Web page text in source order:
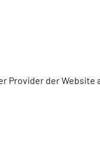
Provider der